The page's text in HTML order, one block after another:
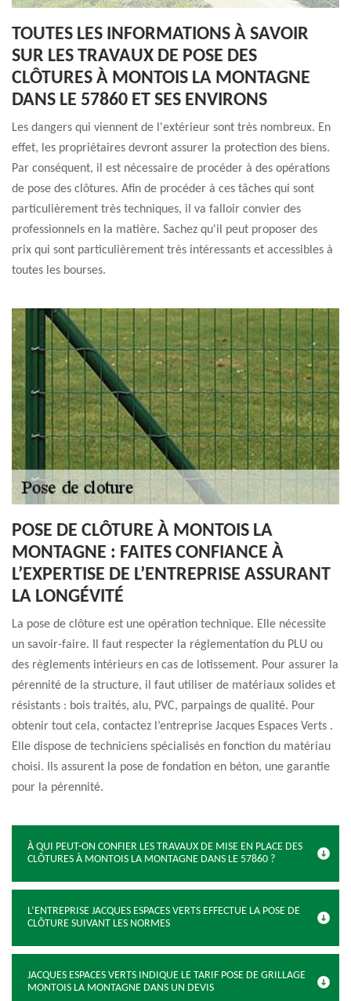
TOUTES LES INFORMATIONS À SAVOIR
SUR LES TRAVAUX DE POSE DES
CLÔTURES À MONTOIS LA MONTAGNE
DANS LE 57860 ET SES ENVIRONS
Les dangers qui viennent de l'extérieur sont très nombreux. En
effet, les propriétaires devront assurer la protection des biens.
Par conséquent, il est nécessaire de procéder à des opérations
de pose des clôtures. Afin de procéder à ces tâches qui sont
particulièrement très techniques, il va falloir convier des
professionnels en la matière. Sachez qu'il peut proposer des
prix qui sont particulièrement très intéressants et accessibles à
toutes les bourses.
POSE DE CLÔTURE À MONTOIS LA
MONTAGNE : FAITES CONFIANCE À
L’EXPERTISE DE L’ENTREPRISE ASSURANT
LA LONGÉVITÉ
La pose de clôture est une opération technique. Elle nécessite
un savoir-faire. Il faut respecter la réglementation du PLU ou
des règlements intérieurs en cas de lotissement. Pour assurer la
pérennité de la structure, il faut utiliser de matériaux solides et
résistants : bois traités, alu, PVC, parpaings de qualité. Pour
obtenir tout cela, contactez l’entreprise Jacques Espaces Verts .
Elle dispose de techniciens spécialisés en fonction du matériau
choisi. Ils assurent la pose de fondation en béton, une garantie
pour la pérennité.
À QUI PEUT-ON CONFIER LES TRAVAUX DE MISE EN PLACE DES
CLÔTURES À MONTOIS LA MONTAGNE DANS LE 57860 ?
L’ENTREPRISE JACQUES ESPACES VERTS EFFECTUE LA POSE DE
CLÔTURE SUIVANT LES NORMES
JACQUES ESPACES VERTS INDIQUE LE TARIF POSE DE GRILLAGE
MONTOIS LA MONTAGNE DANS UN DEVIS